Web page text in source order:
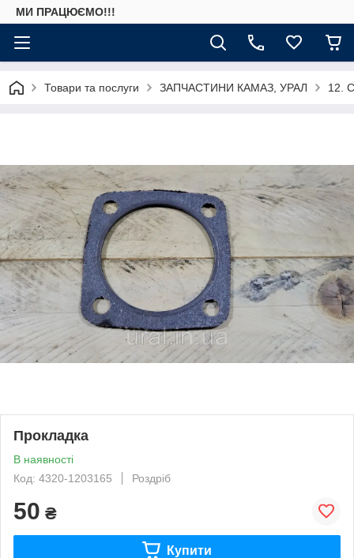
МИ ПРАЦЮЄМО!!!
Товари та послуги ЗАПЧАСТИНИ КАМАЗ, УРАЛ 12.
Прокладка
В наявності
Код: 4320-1203165
Роздріб
50 ₴
Купити